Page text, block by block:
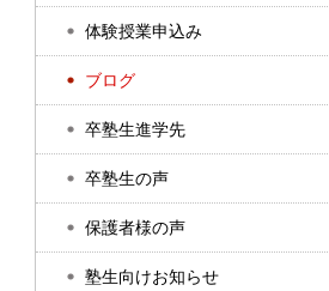
体験授業申込み
ブログ
卒塾生進学先
卒塾生の声
保護者様の声
塾生向けお知らせ